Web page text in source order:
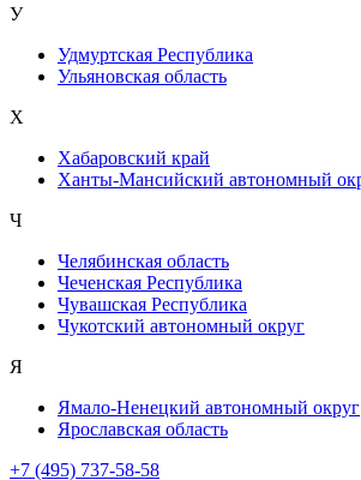
У
Удмуртская Республика
Ульяновская область
Х
Хабаровский край
Ханты-Мансийский автономный
Ч
Челябинская область
Чеченская Республика
Чувашская Республика
Чукотский автономный округ
Я
Ямало-Ненецкий автономный округ
Ярославская область
+7 (495) 737-58-58